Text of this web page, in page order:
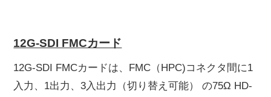
12G-SDI FMCカード
12G-SDI FMCカードは、FMC（HPC)コネクタ間に1
入力、1出力、3入出力（切り替え可能） の75Ω HD-